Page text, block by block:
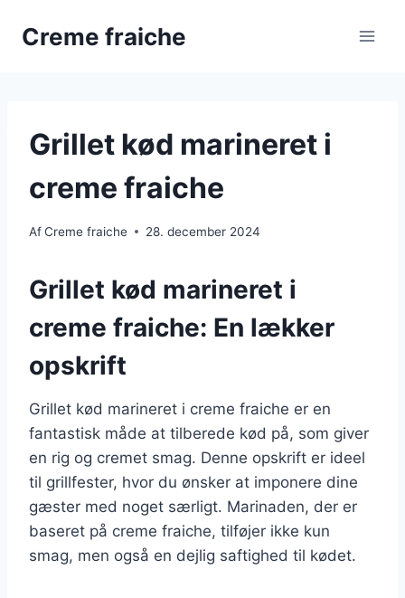
Creme fraiche
Grillet kød marineret i
creme fraiche
AfCreme fraiche 28. december 2024
Grillet kød marineret i
creme fraiche: En lækker
opskrift
Grillet kød marineret i creme fraiche er en
fantastisk måde at tilberede kød på, som giver
en rig og cremet smag. Denne opskrift er ideel
til grillfester, hvor du ønsker at imponere dine
gæster med noget særligt. Marinaden, der er
baseret på creme fraiche, tilføjer ikke kun
smag, men også en dejlig saftighed til kødet.